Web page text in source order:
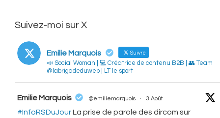
Suivez-moi sur X
Emilie Marquois Suivre
📣 Social Woman | 💻 Créatrice de contenu B2B | 👥 Team
@labrigadeduweb | LT le sport
Emilie Marquois @emiliemarquois · 3 Août
#InfoRSDuJourLa prise de parole des dircom sur